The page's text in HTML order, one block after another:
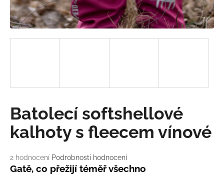
Průměrné
hodnocení
2 hodnocení Podrobnosti hodnocení
Batolecí softshellové
kalhoty s fleecem vínové
Gatě, co přežijí téměř všechno
HLEDAT
o
o
r
u
u
j